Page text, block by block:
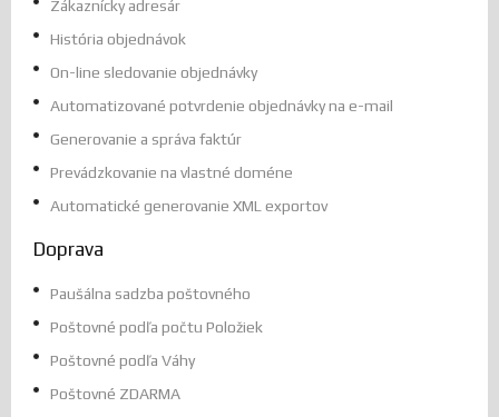
Zákaznícky adresár
História objednávok
On-line sledovanie objednávky
Automatizované potvrdenie objednávky na e-mail
Generovanie a správa faktúr
Prevádzkovanie na vlastné doméne
Automatické generovanie XML exportov
Doprava
Paušálna sadzba poštovného
Poštovné podľa počtu Položiek
Poštovné podľa Váhy
Poštovné ZDARMA